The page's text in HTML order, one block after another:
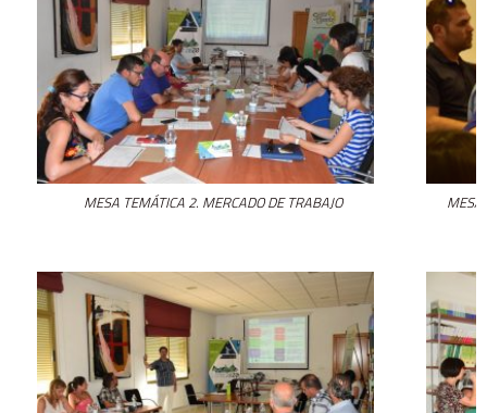
MESA TEMÁTICA 2. MERCADO DE TRABAJO MESA